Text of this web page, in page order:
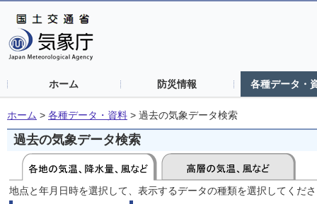
ホーム 防災情報 各種データ・
ホーム > 各種データ・資料 > 過去の気象データ検索
過去の気象データ検索
地点と年月日時を選択して、表示するデータの種類を選択してくだ